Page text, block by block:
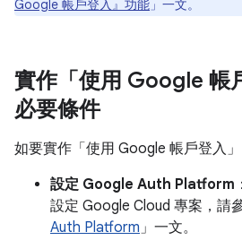
Google 帳戶登入』功能 」一文。
實作「使用 Google 帳
必要條件
如要實作「使用 Google 帳戶登入
設定 Google Auth Platform
設定 Google Cloud 專案，請
Auth Platform」一文。